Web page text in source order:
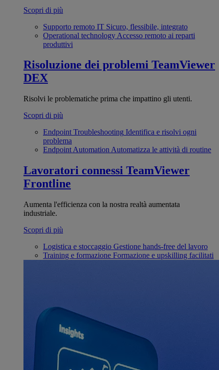
Scopri di più
Supporto remoto IT Sicuro, flessibile, integrato
Operational technology Accesso remoto ai reparti
produttivi
Risoluzione dei problemi TeamViewer
DEX
Risolvi le problematiche prima che impattino gli utenti.
Scopri di più
Endpoint Troubleshooting Identifica e risolvi ogni
problema
Endpoint Automation Automatizza le attività di routine
Lavoratori connessi TeamViewer
Frontline
Aumenta l'efficienza con la nostra realtà aumentata
industriale.
Scopri di più
Logistica e stoccaggio Gestione hands-free del lavoro
Training e formazione Formazione e upskilling facilitati